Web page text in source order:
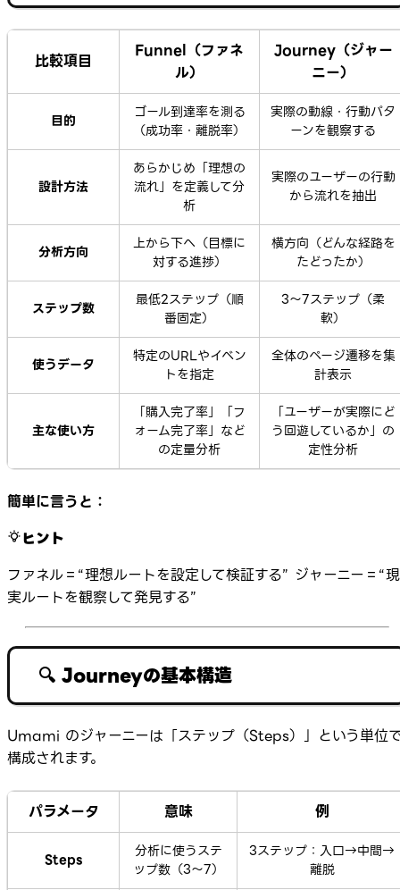
比較項目
Funnel（ファネ
ル）
Journey（ジャー
ニー）
目的
ゴール到達率を測る
（成功率・離脱率）
実際の動線・行動パタ
ーンを観察する
設計方法
あらかじめ「理想の
流れ」を定義して分
析
実際のユーザーの行動
から流れを抽出
分析方向
上から下へ（目標に
対する進捗）
横方向（どんな経路を
たどったか）
ステップ数
最低2ステップ（順
番固定）
3〜7ステップ（柔
軟）
使うデータ
特定のURLやイベン
トを指定
全体のページ遷移を集
計表示
主な使い方
「購入完了率」「フ
ォーム完了率」など
の定量分析
「ユーザーが実際にど
う回遊しているか」の
定性分析
簡単に言うと：
ヒント
ファネル＝“理想ルートを設定して検証する” ジャーニー＝“現
実ルートを観察して発見する”
🔍 Journeyの基本構造
Umami のジャーニーは「ステップ（Steps）」という単位
構成されます。
パラメータ 意味 例
Steps
分析に使うステ
ップ数（3〜7）
3ステップ：入口→中間→
離脱